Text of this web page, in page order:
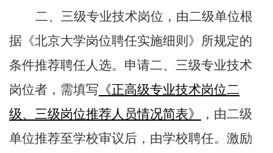
二、三级专业技术岗位，由二级单位根
据《北京大学岗位聘任实施细则》所规定的
条件推荐聘任人选。申请二、三级专业技术
岗位者，需填写 《正高级专业技术岗位二
级、三级岗位推荐人员情况简表》
，由二级
单位推荐至学校审议后，由学校聘任。激励